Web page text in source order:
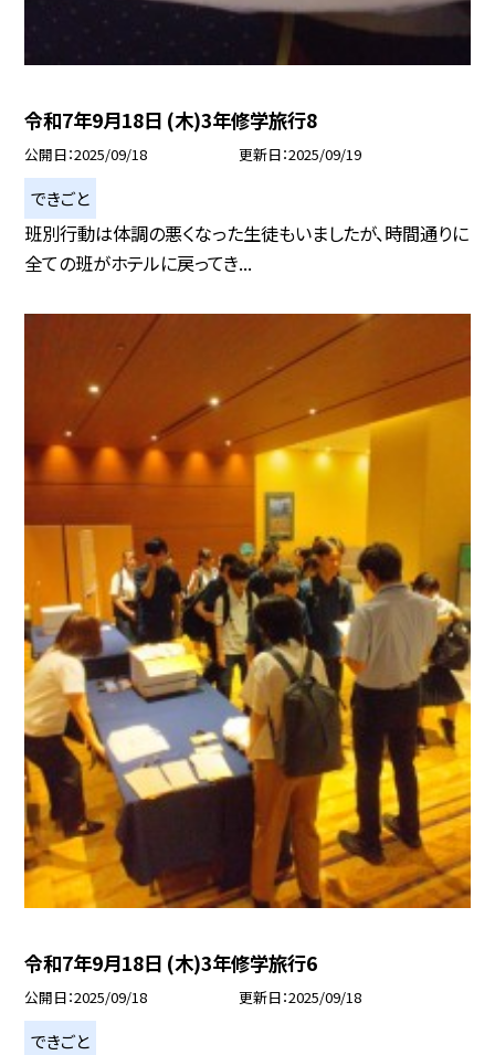
令和7年9月18日 (木)3年修学旅行8
公開日 2025/09/18 更新日 2025/09/19
できごと
班別行動は体調の悪くなった生徒もいましたが、時間通りに
全ての班がホテルに戻ってき...
令和7年9月18日 (木)3年修学旅行6
公開日 2025/09/18 更新日 2025/09/18
できごと